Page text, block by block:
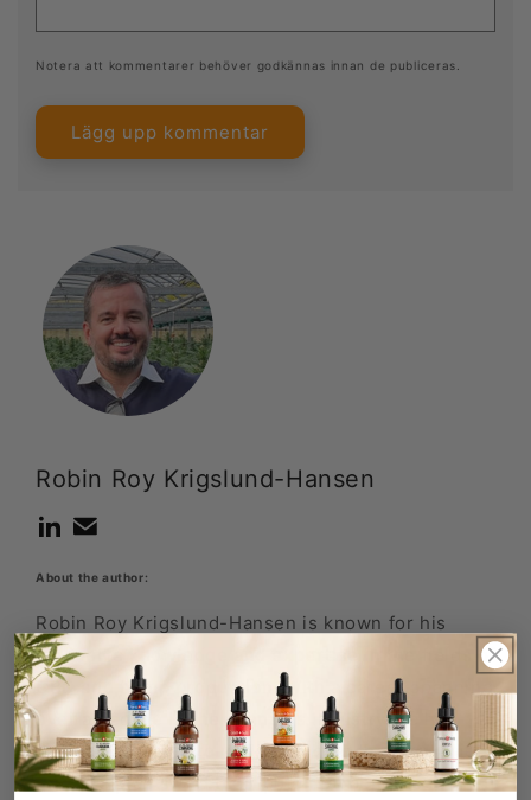
Notera att kommentarer behöver godkännas innan de publiceras.
Robin Roy Krigslund-Hansen
About the author:
Robin Roy Krigslund-Hansen is known for his
extensive knowledge and expertise in the fields of
CBD and hemp production. With a career spanning
over a decade in the cannabis industry, he has
dedicated his life to understanding the intricacies
of these plants and their potential benefits to